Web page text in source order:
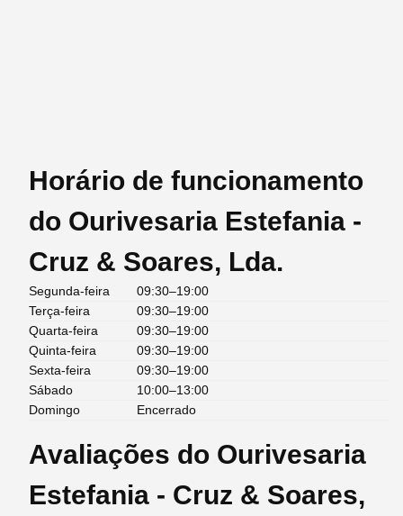
Horário de funcionamento
do Ourivesaria Estefania -
Cruz & Soares, Lda.
Segunda-feira
09:30–19:00
Terça-feira
09:30–19:00
Quarta-feira
09:30–19:00
Quinta-feira
09:30–19:00
Sexta-feira
09:30–19:00
Sábado
10:00–13:00
Domingo
Encerrado
Avaliações do Ourivesaria
Estefania - Cruz & Soares,